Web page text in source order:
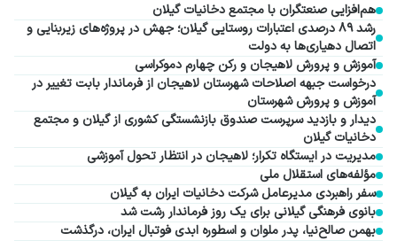
هم‌افزایی صنعتگران با مجتمع دخانیات گیلان
رشد ۸۹ درصدی اعتبارات روستایی گیلان؛ جهش در پروژه‌های زیربنایی و
اتصال دهیاری‌ها به دولت
آموزش و پرورش لاهیجان و رکن چهارم دموکراسی
درخواست جبهه اصلاحات شهرستان لاهیجان از فرماندار بابت تغییر در
آموزش و پرورش شهرستان
دیدار و بازدید سرپرست صندوق بازنشستگی کشوری از گیلان و مجتمع
دخانیات گیلان
مدیریت در ایستگاه تکرار؛ لاهیجان در انتظار تحول آموزشی
مؤلفه‌های استقلال ملی
سفر راهبردی مدیرعامل شرکت دخانیات ایران به گیلان
بانوی فرهنگی گیلانی برای یک روز فرماندار رشت شد
بهمن صالح‌نیا، پدر ملوان و اسطوره ابدی فوتبال ایران، درگذشت